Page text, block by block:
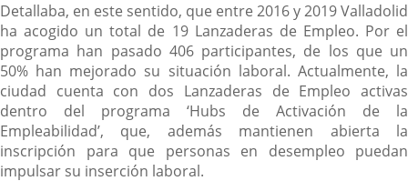
Detallaba, en este sentido, que entre 2016 y 2019 Valladolid
ha acogido un total de 19 Lanzaderas de Empleo. Por el
programa han pasado 406 participantes, de los que un
50% han mejorado su situación laboral. Actualmente, la
ciudad cuenta con dos Lanzaderas de Empleo activas
dentro del programa ‘Hubs de Activación de la
Empleabilidad’, que, además mantienen abierta la
inscripción para que personas en desempleo puedan
impulsar su inserción laboral.